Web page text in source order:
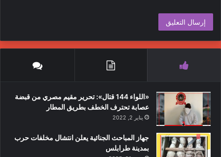
«اللواء 144 قتال»: تحرير مقيم مصري من قبضة
عصابة تحترف الخطف بطريق المطار
يناير 2, 2022
جهاز المباحث الجنائية يعلن انتشال مخلفات حرب
بمدينة طرابلس